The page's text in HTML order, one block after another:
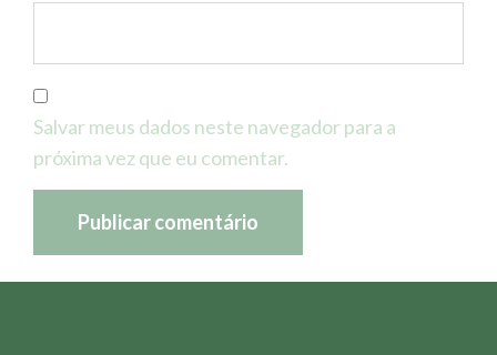
Salvar meus dados neste navegador para a
próxima vez que eu comentar.